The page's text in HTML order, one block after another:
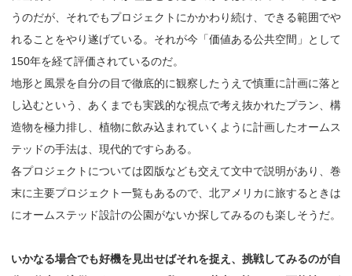
うのだが、それでもプロジェクトにかかわり続け、できる範囲でや
れることをやり遂げている。それが今「価値ある公共空間」として
150年を経て評価されているのだ。
地形と風景を自分の目で徹底的に観察したうえで慎重に計画に落と
し込むという、あくまでも実践的な視点で考え抜かれたプラン、構
造物を極力排し、植物に飲み込まれていくように計画したオームス
テッドの手法は、現代的ですらある。
各プロジェクトについては図版なども交えて文中で説明があり、巻
末に主要プロジェクト一覧もあるので、北アメリカに旅するときは
にオームステッド設計の公園がないか探してみるのも楽しそうだ。
いかなる場合でも好機を見出せばそれを捉え、挑戦してみるのが自